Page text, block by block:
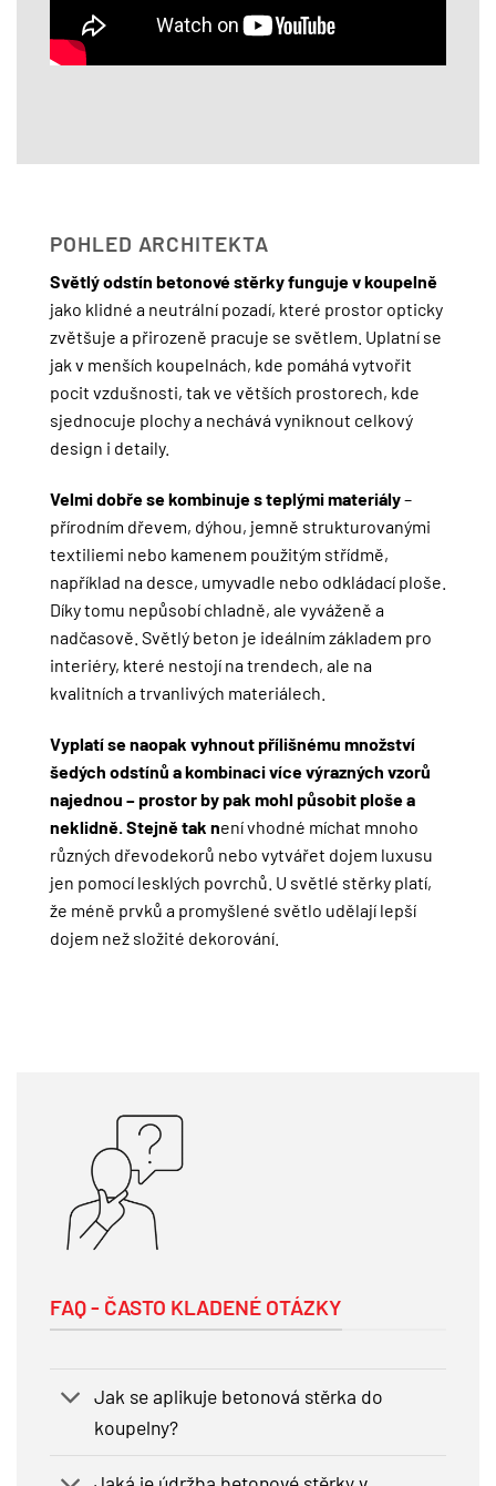
POHLED ARCHITEKTA
Světlý odstín betonové stěrky funguje v koupelně
jako klidné a neutrální pozadí, které prostor opticky
zvětšuje a přirozeně pracuje se světlem. Uplatní se
jak v menších koupelnách, kde pomáhá vytvořit
pocit vzdušnosti, tak ve větších prostorech, kde
sjednocuje plochy a nechává vyniknout celkový
design i detaily.
Velmi dobře se kombinuje s teplými materiály–
přírodním dřevem, dýhou, jemně strukturovanými
textiliemi nebo kamenem použitým střídmě,
například na desce, umyvadle nebo odkládací ploše.
Díky tomu nepůsobí chladně, ale vyváženě a
nadčasově. Světlý beton je ideálním základem pro
interiéry, které nestojí na trendech, ale na
kvalitních a trvanlivých materiálech.
Vyplatí se naopak vyhnout přílišnému množství
šedých odstínů a kombinaci více výrazných vzorů
najednou – prostor by pak mohl působit ploše a
neklidně. Stejně tak není vhodné míchat mnoho
různých dřevodekorů nebo vytvářet dojem luxusu
jen pomocí lesklých povrchů. U světlé stěrky platí,
že méně prvků a promyšlené světlo udělají lepší
dojem než složité dekorování.
FAQ - ČASTO KLADENÉ OTÁZKY
Jak se aplikuje betonová stěrka do
koupelny?